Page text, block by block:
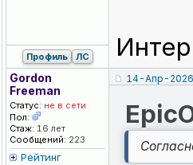
Профиль ЛС
Gordon
Freeman
Статус: не в сети
Пол:
Стаж: 16 лет
Сообщений: 223
Рейтинг
14-Апр-